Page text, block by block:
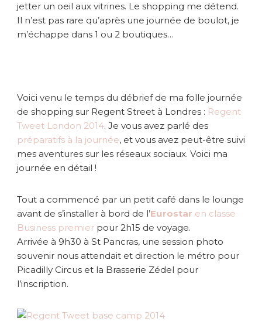
R
t
T
w
e
1
4
jetter un oeil aux vitrines. Le shopping me détend.
Il n’est pas rare qu’après une journée de boulot, je
m’échappe dans 1 ou 2 boutiques…
Voici venu le temps du débrief de ma folle journée
de shopping sur Regent Street à Londres : Regent
Tweet London 2014. Je vous avez parlé des
préparatifs à la journée, et vous avez peut-être suivi
mes aventures sur les réseaux sociaux. Voici ma
journée en détail !
Tout a commencé par un petit café dans le lounge
avant de s’installer à bord de l’Eurostar en classe
Business premier pour 2h15 de voyage.
Arrivée à 9h30 à St Pancras, une session photo
souvenir nous attendait et direction le métro pour
Picadilly Circus et la Brasserie Zédel pour
l’inscription.